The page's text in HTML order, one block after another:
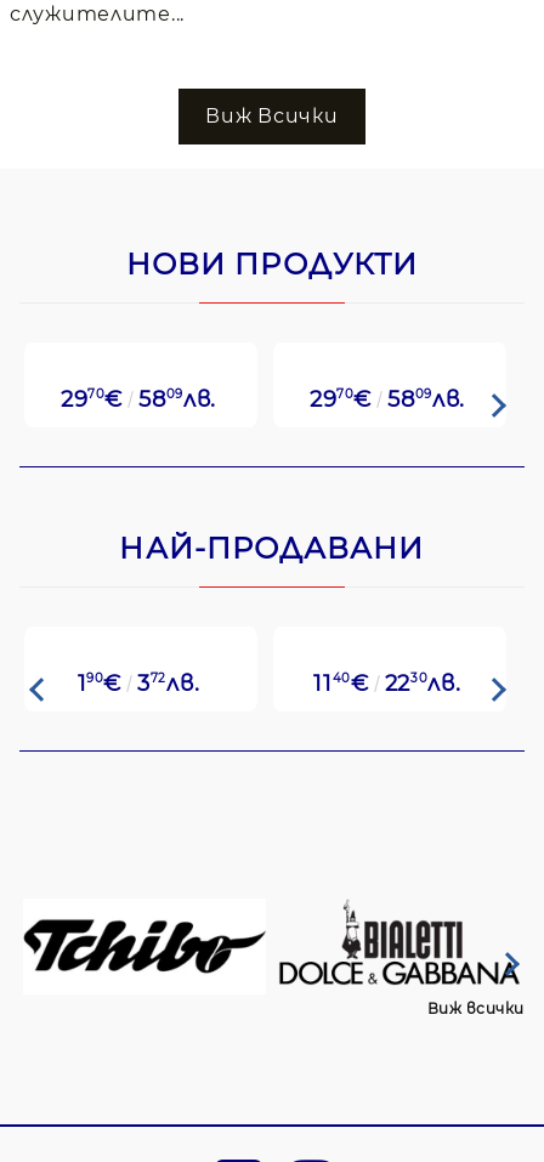
служителите...
Виж Всички
НОВИ ПРОДУКТИ
2970€ 5809лв. 2970€ 5809лв.
НАЙ-ПРОДАВАНИ
190€ 372лв. 11 40€ 2230лв.
Виж всички